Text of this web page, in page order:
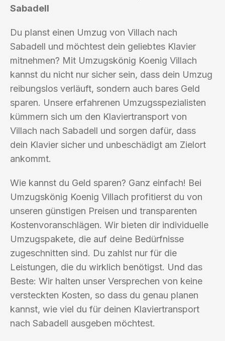
Sabadell
Du planst einen Umzug von Villach nach
Sabadell und möchtest dein geliebtes Klavier
mitnehmen? Mit Umzugskönig Koenig Villach
kannst du nicht nur sicher sein, dass dein Umzug
reibungslos verläuft, sondern auch bares Geld
sparen. Unsere erfahrenen Umzugsspezialisten
kümmern sich um den Klaviertransport von
Villach nach Sabadell und sorgen dafür, dass
dein Klavier sicher und unbeschädigt am Zielort
ankommt.
Wie kannst du Geld sparen? Ganz einfach! Bei
Umzugskönig Koenig Villach profitierst du von
unseren günstigen Preisen und transparenten
Kostenvoranschlägen. Wir bieten dir individuelle
Umzugspakete, die auf deine Bedürfnisse
zugeschnitten sind. Du zahlst nur für die
Leistungen, die du wirklich benötigst. Und das
Beste: Wir halten unser Versprechen von keine
versteckten Kosten, so dass du genau planen
kannst, wie viel du für deinen Klaviertransport
nach Sabadell ausgeben möchtest.